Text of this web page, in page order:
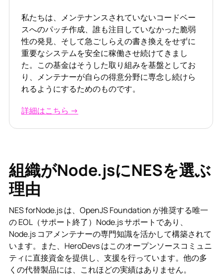
私たちは、メンテナンスされていないコードベー
スへのパッチ作成、誰も注目していなかった脆弱
性の発見、そして急ごしらえの書き換えをせずに
重要なシステムを安全に稼働させ続けてきまし
た。この基金はそうした取り組みを基盤としてお
り、メンテナーが自らの得意分野に専念し続けら
れるようにするためのものです。
詳細はこちら →
組織がNode.jsにNESを選ぶ
理由
NES forNode.js は、OpenJS Foundation が推奨する唯一
の EOL（サポート終了）Node.js サポートであり、
Node.js コアメンテナーの専門知識を活かして構築されて
います。また、HeroDevs はこのオープンソースコミュニ
ティに直接資金を提供し、支援を行っています。他の多
くの代替製品には、これほどの実績はありません。